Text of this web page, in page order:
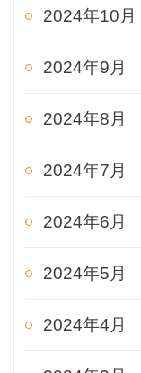
2024年10月
2024年9月
2024年8月
2024年7月
2024年6月
2024年5月
2024年4月